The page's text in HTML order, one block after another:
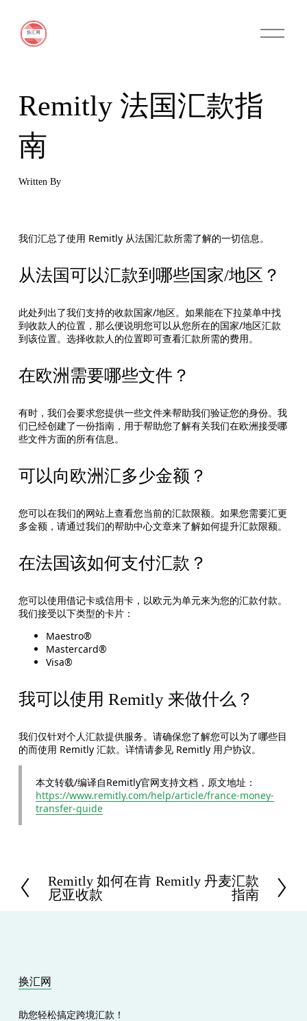
O
p
Remitly 法国汇款指
南
Written By
我们汇总了使用 Remitly 从法国汇款所需了解的一切信息。
从法国可以汇款到哪些国家/地区？
此处列出了我们支持的收款国家/地区。如果能在下拉菜单中找
到收款人的位置，那么便说明您可以从您所在的国家/地区汇款
到该位置。选择收款人的位置即可查看汇款所需的费用。
在欧洲需要哪些文件？
有时，我们会要求您提供一些文件来帮助我们验证您的身份。我
们已经创建了一份指南，用于帮助您了解有关我们在欧洲接受哪
些文件方面的所有信息。
可以向欧洲汇多少金额？
您可以在我们的网站上查看您当前的汇款限额。如果您需要汇更
多金额，请通过我们的帮助中心文章来了解如何提升汇款限额。
在法国该如何支付汇款？
您可以使用借记卡或信用卡，以欧元为单元来为您的汇款付款。
我们接受以下类型的卡片：
Maestro®
Mastercard®
Visa®
我可以使用 Remitly 来做什么？
我们仅针对个人汇款提供服务。请确保您了解您可以为了哪些目
的而使用 Remitly 汇款。详情请参见 Remitly 用户协议。
本文转载/编译自Remitly官网支持文档，原文地址：
https://www.remitly.com/help/article/france-money-
transfer-guide
P
r
Remitly 如何在肯
尼亚收款
N
Remitly 丹麦汇款
指南
换汇网
助您轻松搞定跨境汇款！